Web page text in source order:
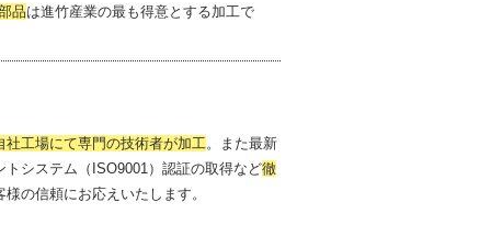
品は進竹産業の最も得意とする加工で
社工場にて専門の技術者が加工。また最新
システム（ISO9001）認証の取得など徹
の信頼にお応えいたします。